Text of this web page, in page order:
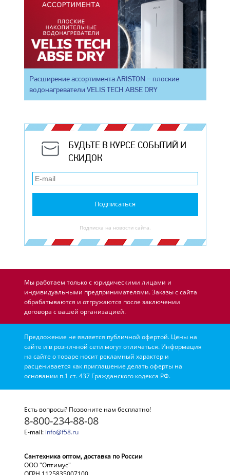
Расширение ассортимента ARISTON – плоские
водонагреватели VELIS TECH ABSE DRY
БУДЬТЕ В КУРСЕ СОБЫТИЙ И
СКИДОК
Подписаться
Подписка на новости сайта.
Мы работаем только с юридическими лицами и
индивидуальными предпринимателями. Заказы с сайта
обрабатываются и отгружаются после заключении
договора с вашей организацией.
Предложение не является публичной офертой. Цены на
сайте и в розничной сети могут отличаться. Информация
на сайте о товаре носит рекламный характер и
расценивается как приглашение делать оферты на
основании п.1 ст. 437 Гражданского кодекса РФ.
Есть вопросы? Позвоните нам бесплатно!
8-800-234-88-08
E-mail: info@f58.ru
Сантехника оптом, доставка по России
ООО "Оптимус"